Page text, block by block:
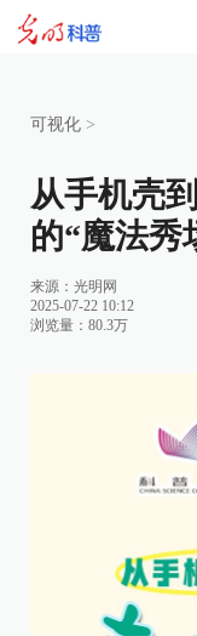
可视化 >
从手机壳
的“魔法秀
来源：光明网
2025-07-22 10:12
浏览量：80.3万